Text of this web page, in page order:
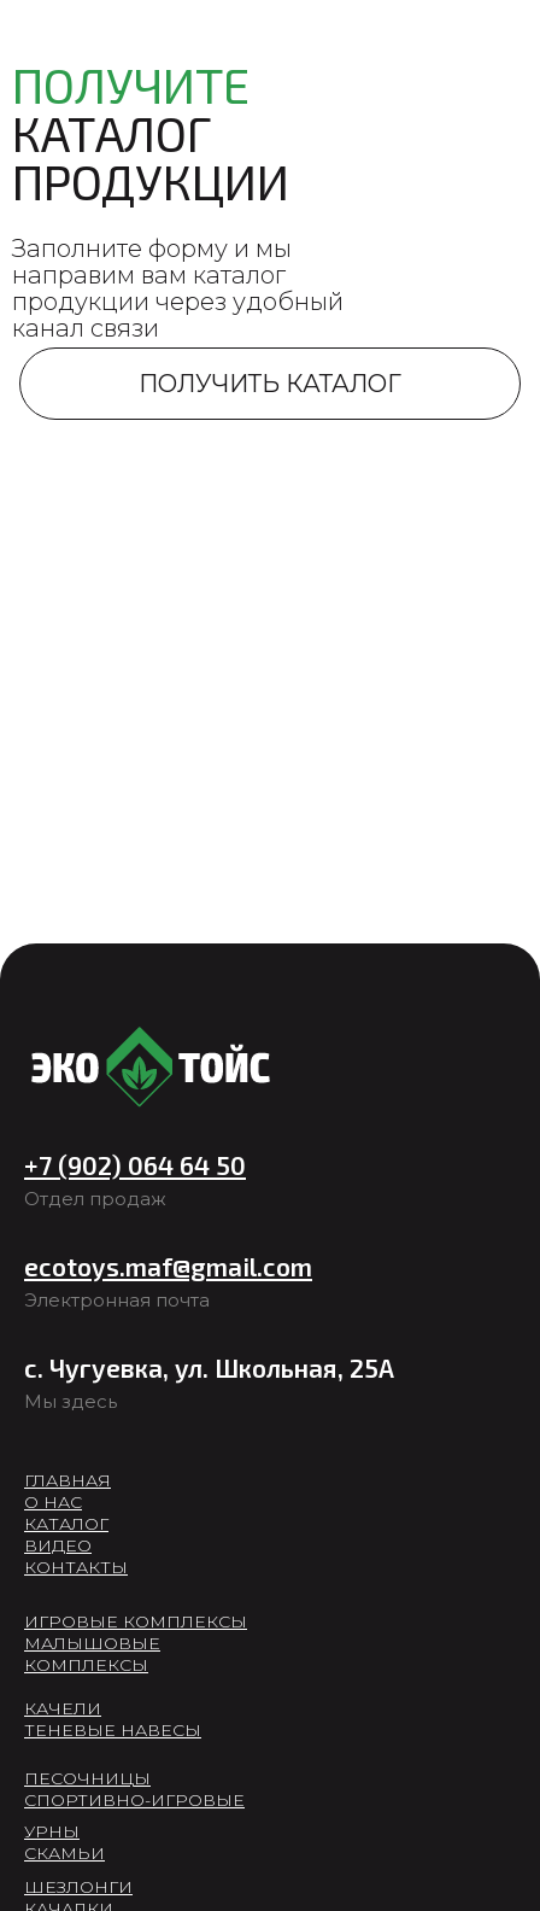
Заполните форму и мы
направим вам каталог
продукции через удобный
канал связи
ПОЛУЧИТЕ
КАТАЛОГ
ПРОДУКЦИИ
ПОЛУЧИТЬ КАТАЛОГ
+7 (902) 064 64 50
Отдел продаж
ecotoys.maf@gmail.com
Электронная почта
с. Чугуевка, ул. Школьная, 25А
Мы здесь
ГЛАВНАЯ
ИГРОВЫЕ КОМПЛЕКСЫ
О НАС
КАТАЛОГ
ВИДЕО
КОНТАКТЫ
МАЛЫШОВЫЕ
КОМПЛЕКСЫ
КАЧЕЛИ
ТЕНЕВЫЕ НАВЕСЫ
ПЕСОЧНИЦЫ
СПОРТИВНО-ИГРОВЫЕ
УРНЫ
СКАМЬИ
ШЕЗЛОНГИ